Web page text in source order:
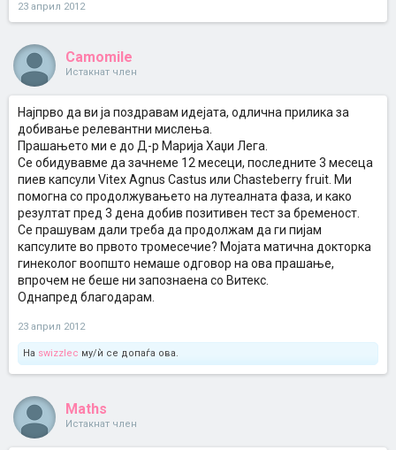
23 април 2012
Camomile
Истакнат член
Најпрво да ви ја поздравам идејата, одлична прилика за
добивање релевантни мислења.
Прашањето ми е до Д-р Марија Хаџи Лега.
Се обидувавме да зачнеме 12 месеци, последните 3 месеца
пиев капсули Vitex Agnus Castus или Chasteberry fruit. Ми
помогна со продолжувањето на лутеалната фаза, и како
резултат пред 3 дена добив позитивен тест за бременост.
Се прашувам дали треба да продолжам да ги пијам
капсулите во првото тромесечие? Мојата матична докторка
гинеколог воопшто немаше одговор на ова прашање,
впрочем не беше ни запознаена со Витекс.
Однапред благодарам.
23 април 2012
На swizzlec му/ѝ се допаѓа ова.
Maths
Истакнат член